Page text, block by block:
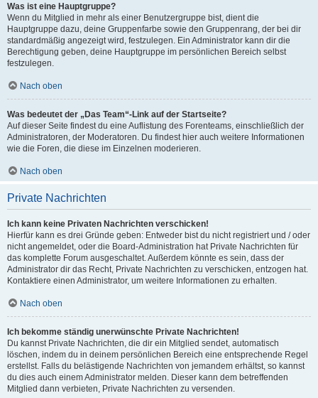
Was ist eine Hauptgruppe?
Wenn du Mitglied in mehr als einer Benutzergruppe bist, dient die
Hauptgruppe dazu, deine Gruppenfarbe sowie den Gruppenrang, der bei dir
standardmäßig angezeigt wird, festzulegen. Ein Administrator kann dir die
Berechtigung geben, deine Hauptgruppe im persönlichen Bereich selbst
festzulegen.
Nach oben
Was bedeutet der „Das Team“-Link auf der Startseite?
Auf dieser Seite findest du eine Auflistung des Forenteams, einschließlich der
Administratoren, der Moderatoren. Du findest hier auch weitere Informationen
wie die Foren, die diese im Einzelnen moderieren.
Nach oben
Private Nachrichten
Ich kann keine Privaten Nachrichten verschicken!
Hierfür kann es drei Gründe geben: Entweder bist du nicht registriert und / oder
nicht angemeldet, oder die Board-Administration hat Private Nachrichten für
das komplette Forum ausgeschaltet. Außerdem könnte es sein, dass der
Administrator dir das Recht, Private Nachrichten zu verschicken, entzogen hat.
Kontaktiere einen Administrator, um weitere Informationen zu erhalten.
Nach oben
Ich bekomme ständig unerwünschte Private Nachrichten!
Du kannst Private Nachrichten, die dir ein Mitglied sendet, automatisch
löschen, indem du in deinem persönlichen Bereich eine entsprechende Regel
erstellst. Falls du belästigende Nachrichten von jemandem erhältst, so kannst
du dies auch einem Administrator melden. Dieser kann dem betreffenden
Mitglied dann verbieten, Private Nachrichten zu versenden.